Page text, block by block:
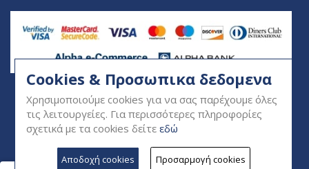
SOCIAL
Cookies & Προσωπικα δεδομενα
Χρησιμοποιούμε cookies για να σας παρέχουμε όλες
τις λειτουργείες. Για περισσότερες πληροφορίες
σχετικά με τα cookies δείτε εδώ
Αποδοχή cookies Προσαρμογή cookies